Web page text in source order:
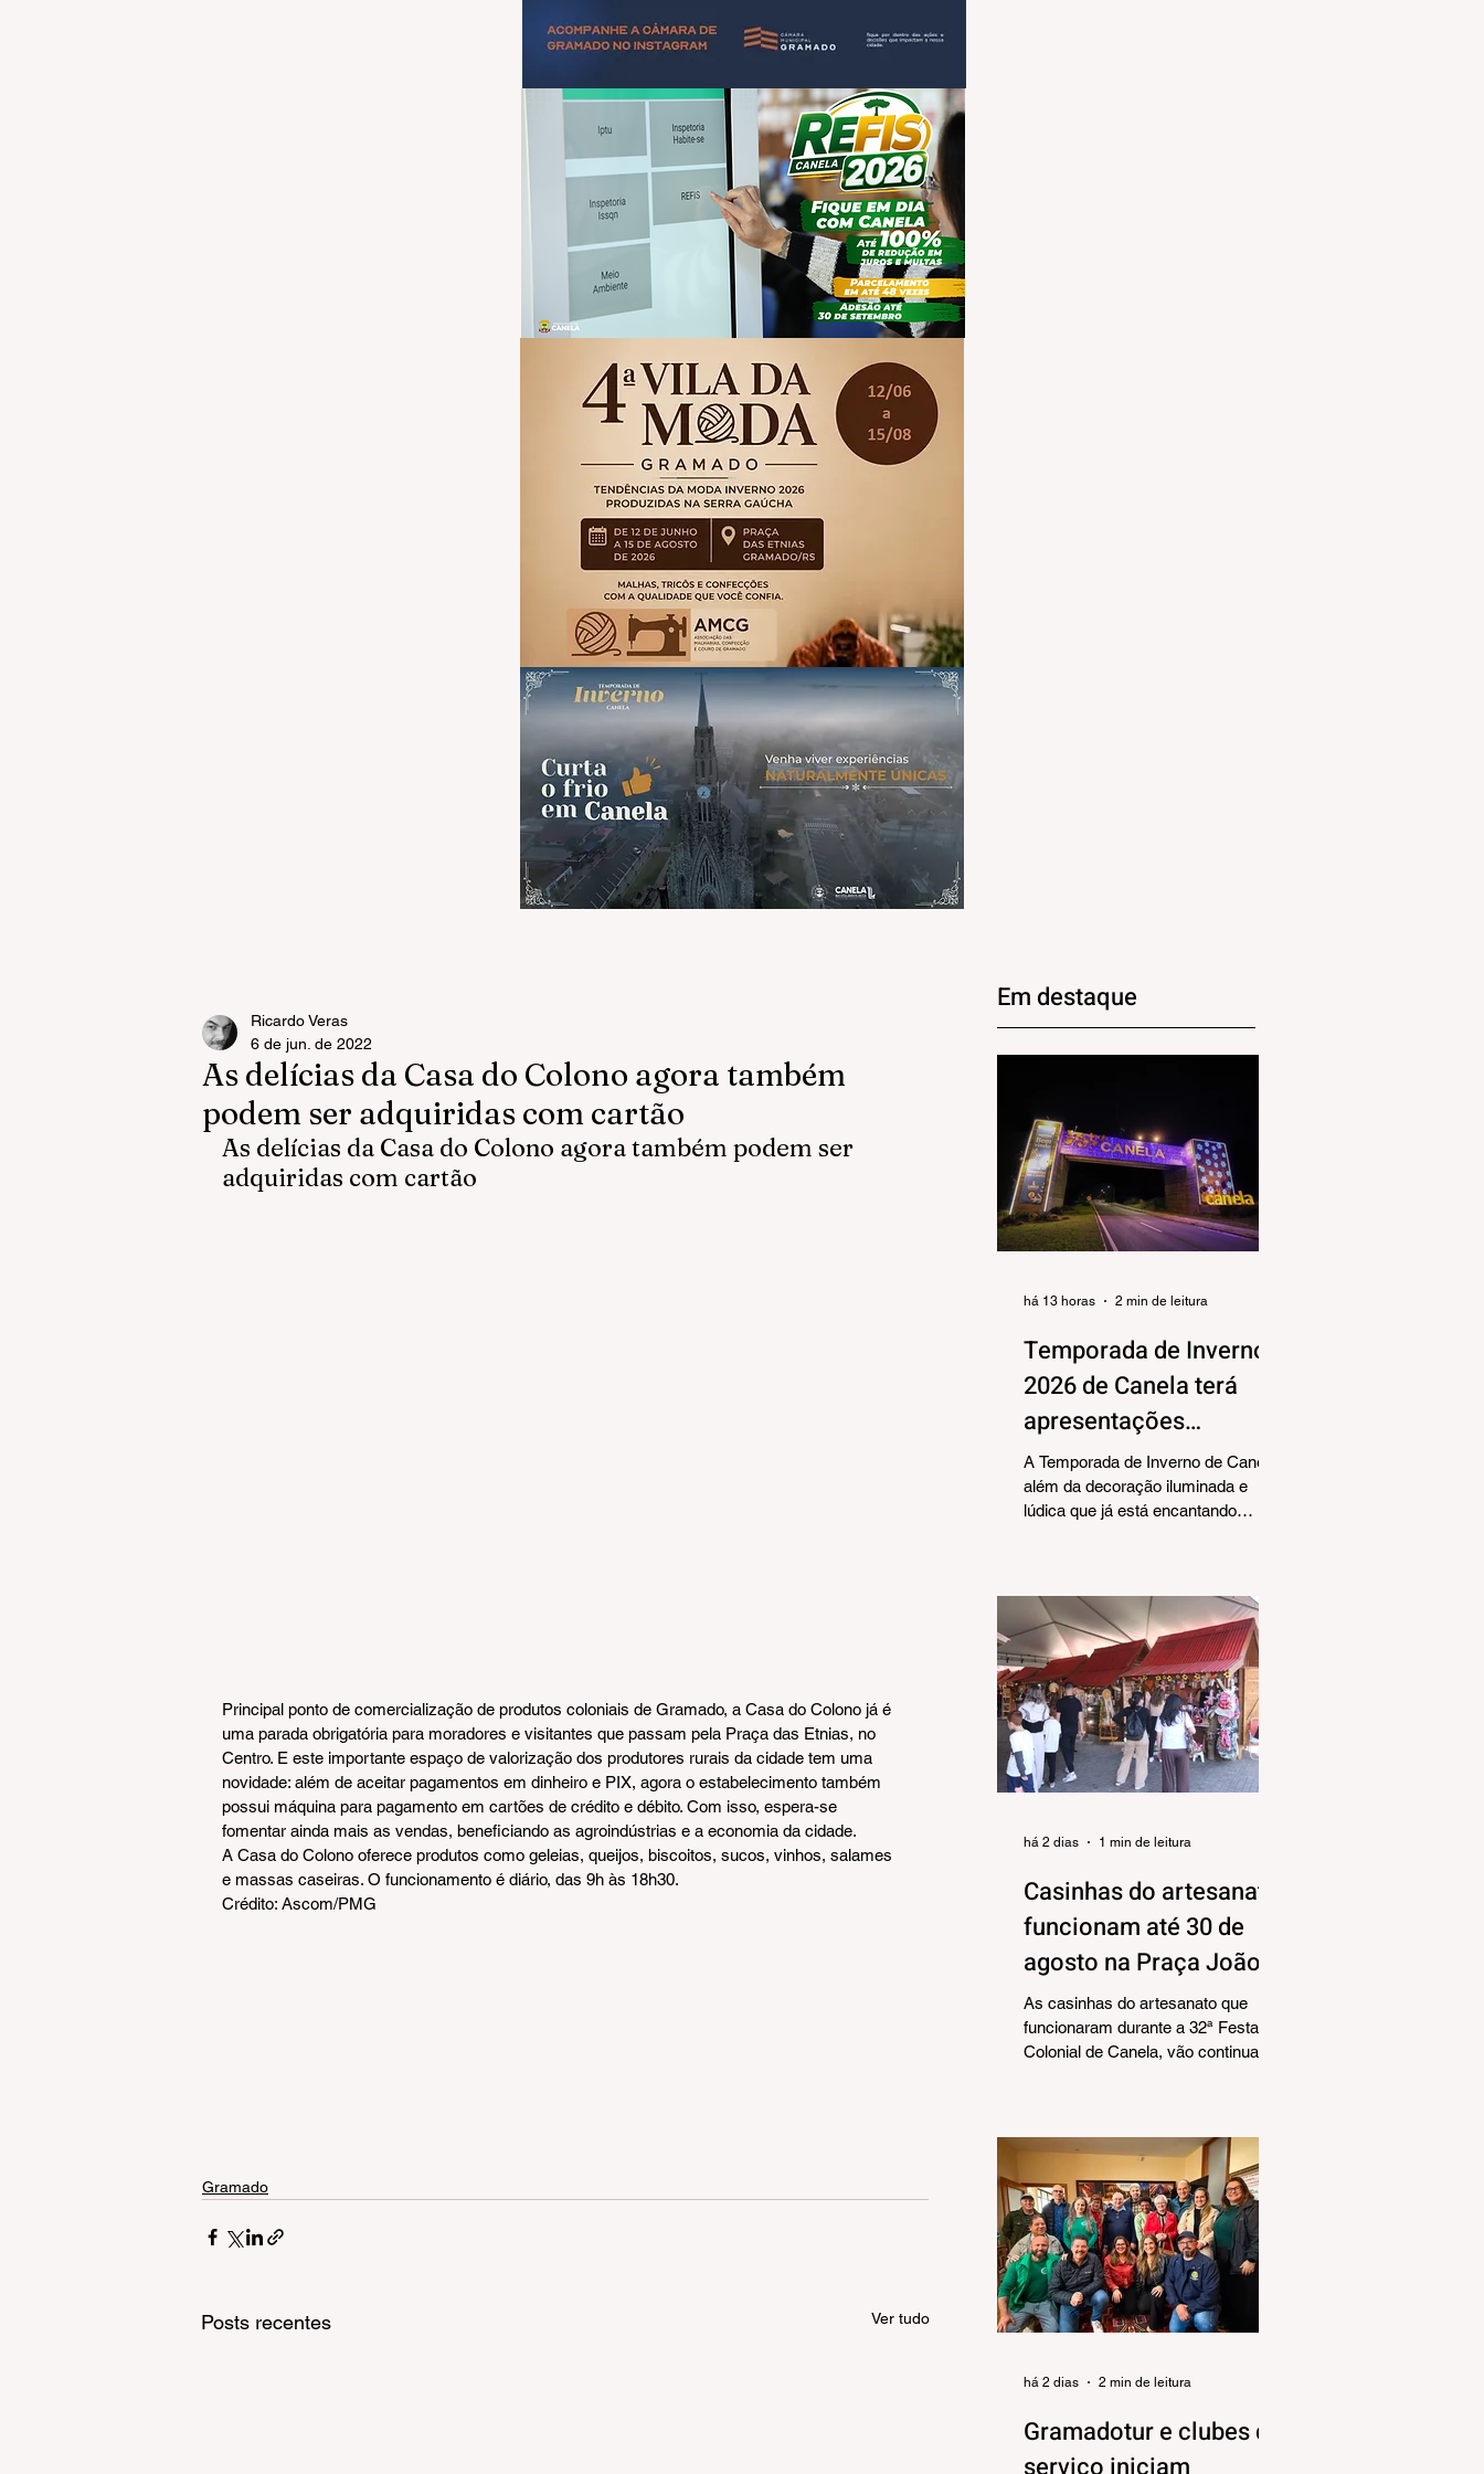
As delícias da Casa do Colono agora também
podem ser adquiridas com cartão
Ricardo Veras
6 de jun. de 2022
As delícias da Casa do Colono agora também podem ser
adquiridas com cartão
Principal ponto de comercialização de produtos coloniais de Gramado, a Casa do Colono já é
uma parada obrigatória para moradores e visitantes que passam pela Praça das Etnias, no
Centro. E este importante espaço de valorização dos produtores rurais da cidade tem uma
novidade: além de aceitar pagamentos em dinheiro e PIX, agora o estabelecimento também
possui máquina para pagamento em cartões de crédito e débito. Com isso, espera-se
fomentar ainda mais as vendas, beneficiando as agroindústrias e a economia da cidade.
A Casa do Colono oferece produtos como geleias, queijos, biscoitos, sucos, vinhos, salames
e massas caseiras. O funcionamento é diário, das 9h às 18h30.
Crédito: Ascom/PMG
Gramado
Posts recentes Ver tudo
Em destaque
Temporada de Inverno
2026 de Canela terá
apresentações
musicais na Praça João
Corrêa
A Temporada de Inverno de Canela,
além da decoração iluminada e
lúdica que já está encantando
de Turismo e Cultura para agradar
aos mais variados públicos e trazer
uma atmosfera mais intimista para
a Praça João Corrêa, onde as
apresentações vão acontecer, tendo
o Centro de Atenção ao Turista e a
Feira de Artesanato como pano de
fundo. Os shows estão
há 13 horas 2 min de leitura
Casinhas do artesanato
funcionam até 30 de
agosto na Praça João
Corrêa
As casinhas do artesanato que
funcionaram durante a 32ª Festa
Colonial de Canela, vão continuar
Secretaria Municipal de Turismo e
Cultura, a pedido dos próprios
artesãos, a estrutura seguirá
montada para aproveitar a
movimentação da cidade durante a
Temporada de Inverno, que também
contará com programação musical
no local. O funcionamento da
há 2 dias 1 min de leitura
Gramadotur e clubes de
há 2 dias 2 min de leitura